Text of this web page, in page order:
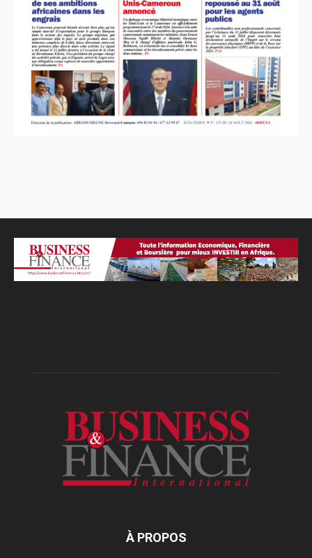
À PROPOS